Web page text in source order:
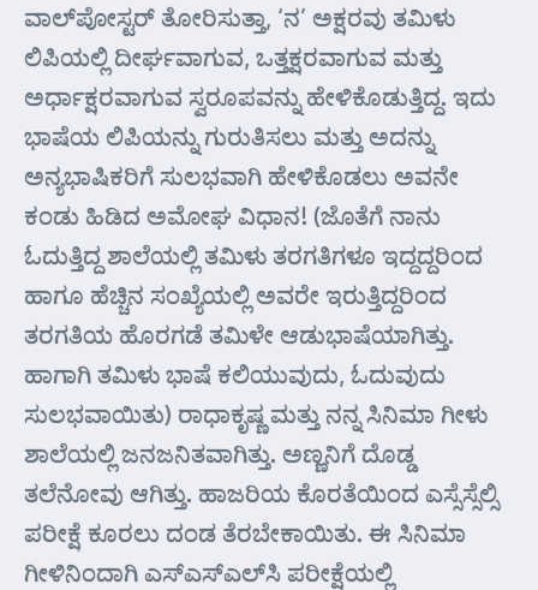
ವಾಲ್‌ಪೋಸ್ಟರ್ ತೋರಿಸುತ್ತಾ, ‘ನ’ ಅಕ್ಷರವು ತಮಿಳು
ಲಿಪಿಯಲ್ಲಿ ದೀರ್ಘವಾಗುವ, ಒತ್ತಕ್ಷರವಾಗುವ ಮತ್ತು
ಅರ್ಧಾಕ್ಷರವಾಗುವ ಸ್ವರೂಪವನ್ನು ಹೇಳಿಕೊಡುತ್ತಿದ್ದ. ಇದು
ಭಾಷೆಯ ಲಿಪಿಯನ್ನು ಗುರುತಿಸಲು ಮತ್ತು ಅದನ್ನು
ಅನ್ಯಭಾಷಿಕರಿಗೆ ಸುಲಭವಾಗಿ ಹೇಳಿಕೊಡಲು ಅವನೇ
ಕಂಡು ಹಿಡಿದ ಅಮೋಘ ವಿಧಾನ! (ಜೊತೆಗೆ ನಾನು
ಓದುತ್ತಿದ್ದ ಶಾಲೆಯಲ್ಲಿ ತಮಿಳು ತರಗತಿಗಳೂ ಇದ್ದದ್ದರಿಂದ
ಹಾಗೂ ಹೆಚ್ಚಿನ ಸಂಖ್ಯೆಯಲ್ಲಿ ಅವರೇ ಇರುತ್ತಿದ್ದರಿಂದ
ತರಗತಿಯ ಹೊರಗಡೆ ತಮಿಳೇ ಆಡುಭಾಷೆಯಾಗಿತ್ತು.
ಹಾಗಾಗಿ ತಮಿಳು ಭಾಷೆ ಕಲಿಯುವುದು, ಓದುವುದು
ಸುಲಭವಾಯಿತು) ರಾಧಾಕೃಷ್ಣ ಮತ್ತು ನನ್ನ ಸಿನಿಮಾ ಗೀಳು
ಶಾಲೆಯಲ್ಲಿ ಜನಜನಿತವಾಗಿತ್ತು. ಅಣ್ಣನಿಗೆ ದೊಡ್ಡ
ತಲೆನೋವು ಆಗಿತ್ತು. ಹಾಜರಿಯ ಕೊರತೆಯಿಂದ ಎಸ್ಸೆಸ್ಸೆಲ್ಸಿ
ಪರೀಕ್ಷೆ ಕೂರಲು ದಂಡ ತೆರಬೇಕಾಯಿತು. ಈ ಸಿನಿಮಾ
ಗೀಳಿನಿಂದಾಗಿ ಎಸ್‌ಎಸ್‌ಎಲ್‌ಸಿ ಪರೀಕ್ಷೆಯಲ್ಲಿ